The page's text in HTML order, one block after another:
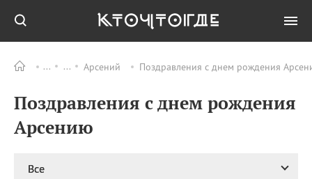
Арсений Поздравления с днем рождения
Поздравления с днем рождения
Арсению
Все
ПРАЗДНИКИ Все
08.08 День «Счастье
случается» (Happiness